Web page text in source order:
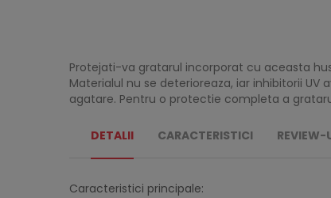
Protejati-va gratarul incorporat cu aceasta
Materialul nu se deterioreaza, iar inhibitorii
agatare. Pentru o protectie completa a
DETALII CARACTERISTICI REVIEW-
Caracteristici principale: